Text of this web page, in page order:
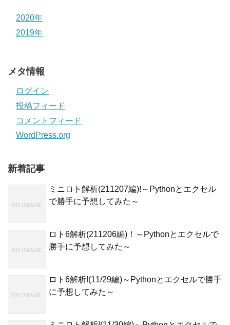
2020年
2019年
メタ情報
ログイン
投稿フィード
コメントフィード
WordPress.org
新着記事
ミニロト解析(211207編)!～Pythonとエクセル
で勝手に予想してみた～
ロト6解析(211206編)！～Pythonとエクセルで
勝手に予想してみた～
ロト6解析!(11/29編)～Pythonとエクセルで勝手
に予想してみた～